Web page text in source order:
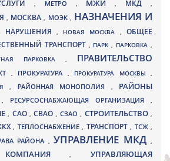
, МЕТРО , МЖИ, МКД ,
, МОСКВА , МОЭК , НАЗНАЧЕНИЯ И
НАРУШЕНИЯ , НОВАЯ МОСКВА ,ОБЩЕЕ
ТРАНСПОРТ , ПАРК, ПАРКОВКА ,
ПАРКОВКА , ПРАВИТЕЛЬСТВО
, ПРОКУРАТУРА , ПРОКУРАТУРА МОСКВЫ ,
, РАЙОННАЯ МОНОПОЛИЯ , РАЙОНЫ
, РЕСУРСОСНАБЖАЮЩАЯ ОРГАНИЗАЦИЯ ,
, САО,СВАО ,СЗАО, СТРОИТЕЛЬСТВО,
, ТЕПЛОСНАБЖЕНИЕ , ТРАНСПОРТ , ТСЖ ,
РАЙОНА , УПРАВЛЕНИЕ МКД ,
КОМПАНИЯ,УПРАВЛЯЮЩАЯ